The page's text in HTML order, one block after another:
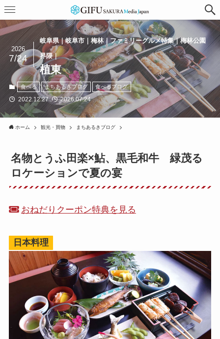
岐阜県｜岐阜市｜梅林｜ファミリーグルメ特集｜梅林公園
界隈｜
植東
2026
7/24
食べる まちあるきブログ 食べるブログ
2022.12.27 2026.07.24
ホーム 観光・買物 まちあるきブログ
名物とうふ田楽×鮎、黒毛和牛 緑茂る
ロケーションで夏の宴
おねだりクーポン特典を見る
日本料理